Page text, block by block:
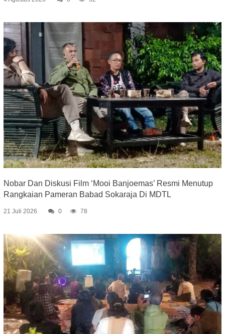
Nobar Dan Diskusi Film ‘Mooi Banjoemas’ Resmi Menutup
Rangkaian Pameran Babad Sokaraja Di MDTL
21 Juli 2026 0 78